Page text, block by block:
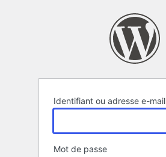
Identifiant ou adresse e-mail
Mot de passe